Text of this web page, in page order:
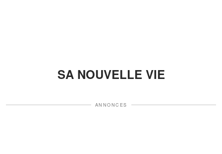
SA NOUVELLE VIE
ANNONCES